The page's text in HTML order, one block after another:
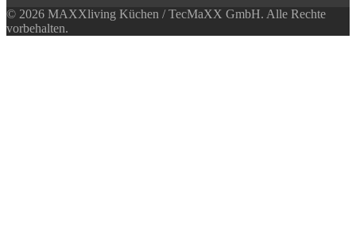
© 2026 MAXXliving Küchen / TecMaXX GmbH. Alle Rechte
vorbehalten.